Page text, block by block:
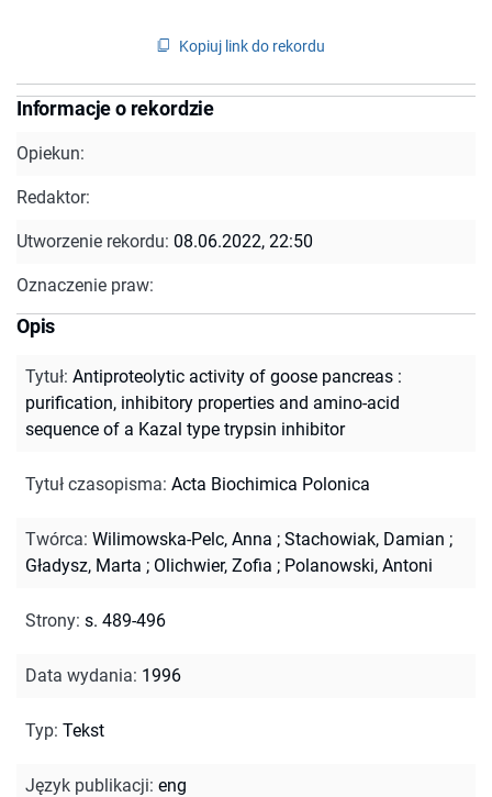
Kopiuj link do rekordu
Informacje o rekordzie
Opiekun:
Redaktor:
Utworzenie rekordu: 08.06.2022, 22:50
Oznaczenie praw:
Opis
Tytuł: Antiproteolytic activity of goose pancreas :
purification, inhibitory properties and amino-acid
sequence of a Kazal type trypsin inhibitor
Tytuł czasopisma: Acta Biochimica Polonica
Twórca: Wilimowska-Pelc, Anna ; Stachowiak, Damian ;
Gładysz, Marta ; Olichwier, Zofia ; Polanowski, Antoni
Strony: s. 489-496
Data wydania: 1996
Typ: Tekst
Język publikacji: eng